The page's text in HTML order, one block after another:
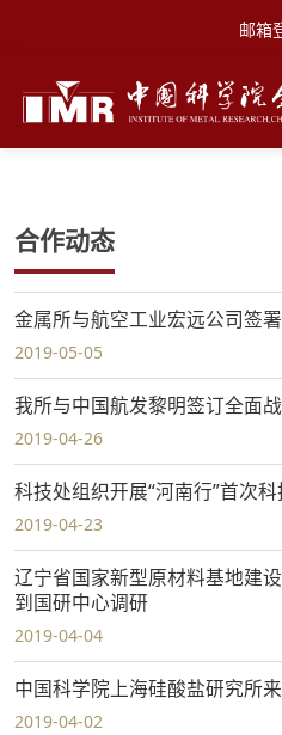
邮箱
合作动态
金属所与航空工业宏远公司签
2019-05-05
我所与中国航发黎明签订全面
2019-04-26
科技处组织开展“河南行”首次
2019-04-23
辽宁省国家新型原材料基地建
到国研中心调研
2019-04-04
中国科学院上海硅酸盐研究所
2019-04-02